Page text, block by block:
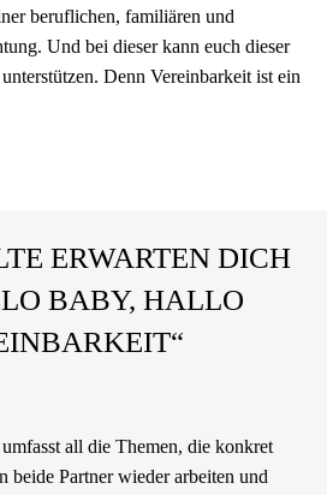
beruflichen, familiären und
Und bei dieser kann euch dieser
Denn Vereinbarkeit ist ein
ERWARTEN DICH
BABY, HALLO
umfasst all die Themen, die konkret
beide Partner wieder arbeiten und